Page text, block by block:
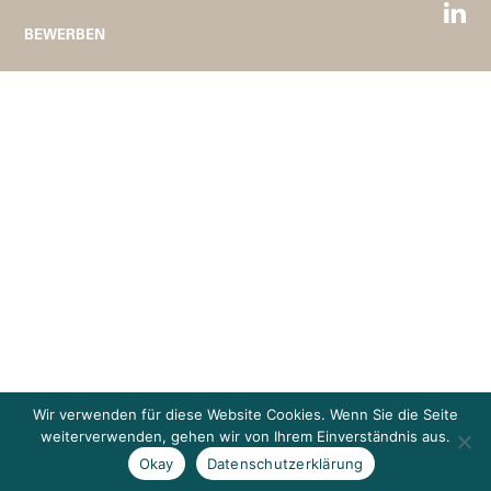
BEWERBEN
Wir verwenden für diese Website Cookies. Wenn Sie die Seite
weiterverwenden, gehen wir von Ihrem Einverständnis aus.
Okay
Datenschutzerklärung